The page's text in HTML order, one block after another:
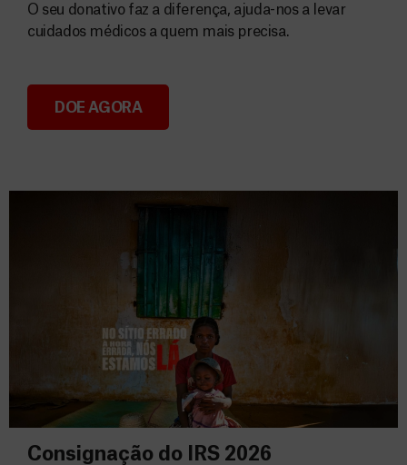
Donativos
O seu donativo faz a diferença, ajuda-nos a levar
cuidados médicos a quem mais precisa.
DOE AGORA
Consignação do IRS 2026